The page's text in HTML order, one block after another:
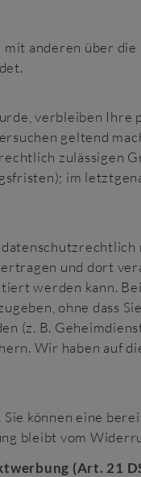
anderen über
verbleiben Ihre
geltend
zulässigen
im
und dort
werden kann.
ohne dass
(z. B.
Wir haben auf
können eine
bleibt vom
(Art. 21